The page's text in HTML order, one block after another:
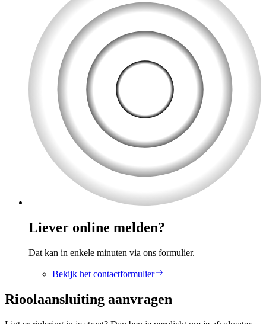
Liever online melden?
Dat kan in enkele minuten via ons formulier.
Bekijk het contactformulier
Rioolaansluiting aanvragen